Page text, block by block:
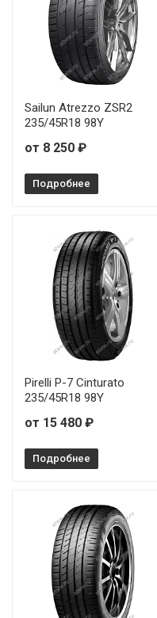
Sailun Atrezzo ZSR2
235/45R18 98Y
от 8 250 ₽
Подробнее
Pirelli P-7 Cinturato
235/45R18 98Y
от 15 480 ₽
Подробнее